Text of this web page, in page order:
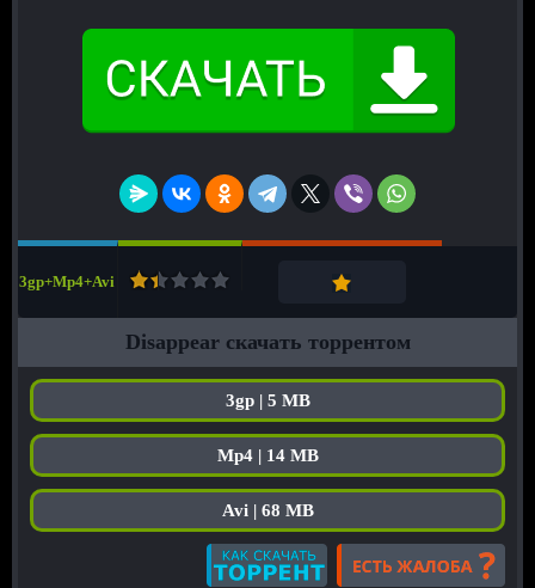
3gp+Mp4+Avi
Disappear скачать торрентом
3gp | 5 MB
Mp4 | 14 MB
Avi | 68 MB